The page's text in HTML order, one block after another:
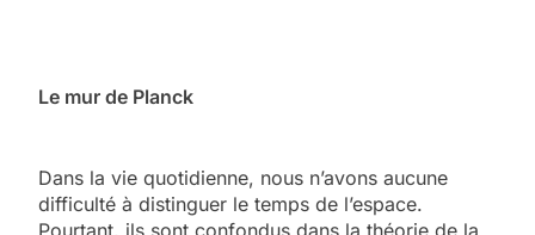
Le mur de Planck
Dans la vie quotidienne, nous n’avons aucune
difficulté à distinguer le temps de l’espace.
Pourtant, ils sont confondus dans la théorie de la